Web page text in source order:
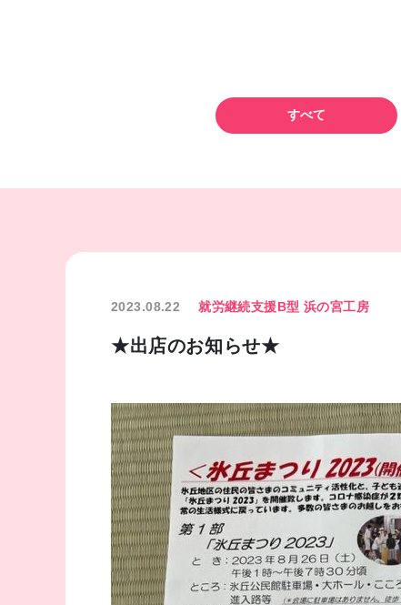
すべて
2023.08.22 就労継続支援B型 浜の宮工房
★出店のお知らせ★